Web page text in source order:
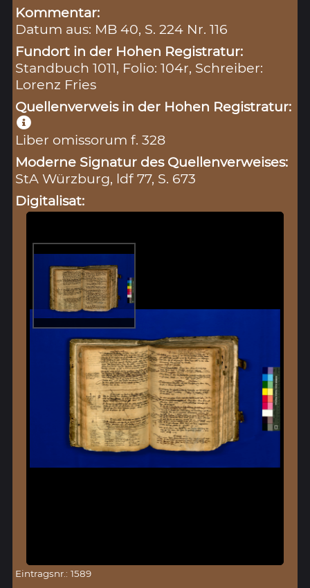
Kommentar:
Datum aus: MB 40, S. 224 Nr. 116
Fundort in der Hohen Registratur:
Standbuch 1011, Folio: 104r, Schreiber:
Lorenz Fries
Quellenverweis in der Hohen Registratur:
Liber omissorum f. 328
Moderne Signatur des Quellenverweises:
StA Würzburg, ldf 77, S. 673
Digitalisat:
Eintragsnr.: 1589